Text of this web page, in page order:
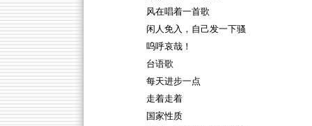
风在唱着一首歌
闲人免入，自己发一下骚
呜呼哀哉！
台语歌
每天进步一点
走着走着
国家性质